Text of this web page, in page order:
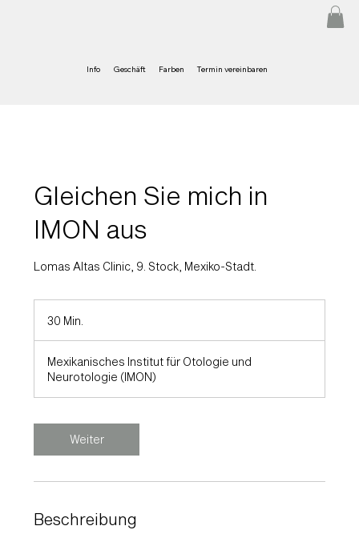
Info Geschäft Farben Termin vereinbaren
Gleichen Sie mich in
IMON aus
Lomas Altas Clinic, 9. Stock, Mexiko-Stadt.
30 Min.
i
n
.
Mexikanisches Institut für Otologie und
Neurotologie (IMON)
Weiter
Beschreibung